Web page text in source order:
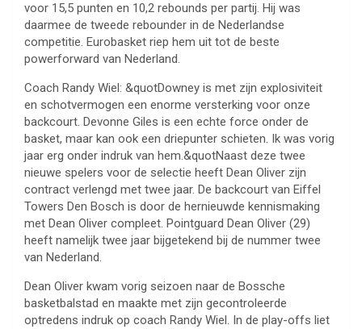
voor 15,5 punten en 10,2 rebounds per partij. Hij was
daarmee de tweede rebounder in de Nederlandse
competitie. Eurobasket riep hem uit tot de beste
powerforward van Nederland.
Coach Randy Wiel: &quotDowney is met zijn explosiviteit
en schotvermogen een enorme versterking voor onze
backcourt. Devonne Giles is een echte force onder de
basket, maar kan ook een driepunter schieten. Ik was vorig
jaar erg onder indruk van hem.&quotNaast deze twee
nieuwe spelers voor de selectie heeft Dean Oliver zijn
contract verlengd met twee jaar. De backcourt van Eiffel
Towers Den Bosch is door de hernieuwde kennismaking
met Dean Oliver compleet. Pointguard Dean Oliver (29)
heeft namelijk twee jaar bijgetekend bij de nummer twee
van Nederland.
Dean Oliver kwam vorig seizoen naar de Bossche
basketbalstad en maakte met zijn gecontroleerde
optredens indruk op coach Randy Wiel. In de play-offs liet